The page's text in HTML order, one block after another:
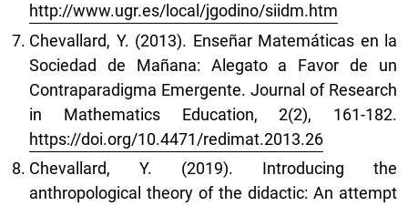
http://www.ugr.es/local/jgodino/siidm.htm
Chevallard, Y. (2013). Enseñar Matemáticas en la
Sociedad de Mañana: Alegato a Favor de un
Contraparadigma Emergente. Journal of Research
in Mathematics Education, 2(2), 161-182.
https://doi.org/10.4471/redimat.2013.26
Chevallard, Y. (2019). Introducing the
anthropological theory of the didactic: An attempt